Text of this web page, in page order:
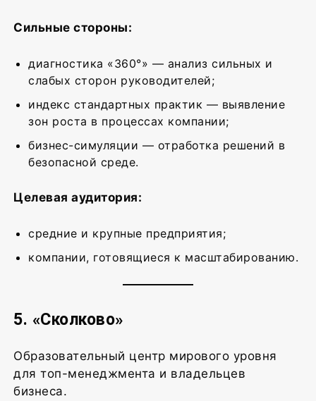
Сильные стороны:
диагностика «360°» — анализ сильных и
слабых сторон руководителей;
индекс стандартных практик — выявление
зон роста в процессах компании;
бизнес-симуляции — отработка решений в
безопасной среде.
Целевая аудитория:
средние и крупные предприятия;
компании, готовящиеся к масштабированию.
5. «Сколково»
Образовательный центр мирового уровня
для топ-менеджмента и владельцев
бизнеса.